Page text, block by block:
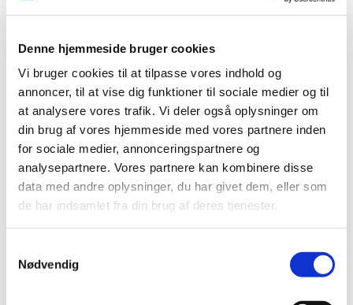
Denne hjemmeside bruger cookies
Vi bruger cookies til at tilpasse vores indhold og
annoncer, til at vise dig funktioner til sociale medier og til
at analysere vores trafik. Vi deler også oplysninger om
din brug af vores hjemmeside med vores partnere inden
for sociale medier, annonceringspartnere og
analysepartnere. Vores partnere kan kombinere disse
data med andre oplysninger, du har givet dem, eller som
de har indsamlet fra din brug af deres tjenester.
Nødvendig
juli 2009
|9. juni 2009|
Medicintilskudsnævnet og Lægemiddelstyrelsen har
gennemgået lægemidler til behandling af…
Tilskudsstatus for lægemidler i ATC-gruppe
A06 og A02AA04, laksantia: Høringssvar på
Medicintilskudsnævnets indstilling
| 3. juni 2009|
Medicintilskudsnævnets indstilling vedrørende fremtidig